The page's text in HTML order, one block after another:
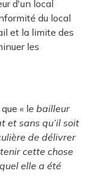
d'un local
du local
et la limite des
les
« le bailleur
et sans qu’il soit
de délivrer
cette chose
elle a été